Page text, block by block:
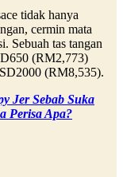
tidak hanya
cermin mata
Sebuah tas tangan
(RM2,773)
(RM8,535).
Jer Sebab Suka
Perisa Apa?